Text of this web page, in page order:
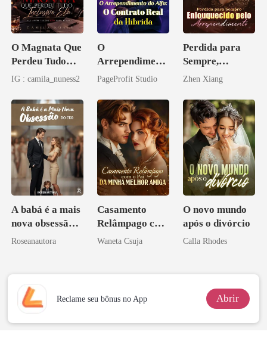
O Magnata Que
Perdeu Tudo
Inclusive Ela
IG : camila_nuness2
O
Arrependiment
o do Alfa: O
da Híbrida
PageProfit Studio
Perdida para
Sempre,
Enlouquecido
Arrependiment
o
Zhen Xiang
A babá é a mais
nova obsessão
do CEO
Roseanautora
Casamento
Relâmpago com
o Pai da Minha
Waneta Csuja
O novo mundo
após o divórcio
Calla Rhodes
Reclame seu bônus no App Abrir